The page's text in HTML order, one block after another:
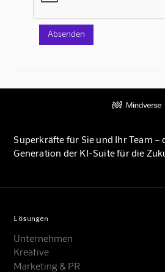
Superkräfte für Sie und Ihr Team –
Generation der KI-Suite für die
Lösungen
Unternehmen
Kreative
Marketing & PR